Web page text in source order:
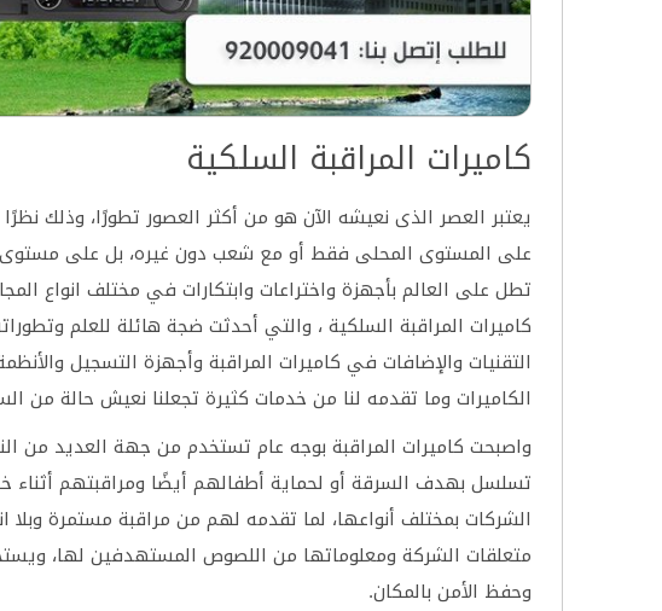
كاميرات المراقبة السلكية
يعتبر العصر الذى نعيشه الآن هو من أكثر العصور تطورًا، وذلك
على المستوى المحلى فقط أو مع شعب دون غيره، بل على مستوى
تطل على العالم بأجهزة واختراعات وابتكارات في مختلف انواع
كاميرات المراقبة السلكية ، والتي أحدثت ضجة هائلة للعلم
التقنيات والإضافات في كاميرات المراقبة وأجهزة التسجيل
الكاميرات وما تقدمه لنا من خدمات كثيرة تجعلنا نعيش حالة من
واصبحت كاميرات المراقبة بوجه عام تستخدم من جهة العديد
تسلسل بهدف السرقة أو لحماية أطفالهم أيضًا ومراقبتهم أثناء
الشركات بمختلف أنواعها، لما تقدمه لهم من مراقبة مستمرة وبلا
متعلقات الشركة ومعلوماتها من اللصوص المستهدفين لها،
وحفظ الأمن بالمكان.